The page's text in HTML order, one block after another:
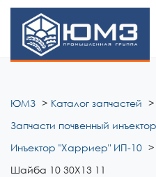
ЮМЗ
ЮМЗ
Каталог запчастей
Запчасти почвенный
Инъектор "Харриер" ИП-10
Шайба 10 30Х13 11